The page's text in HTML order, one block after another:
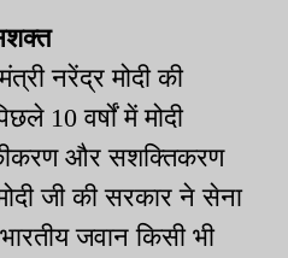
नरेंद्र मोदी की
10 वर्षों में मोदी
और सशक्तिकरण
जी की सरकार ने सेना
जवान किसी भी